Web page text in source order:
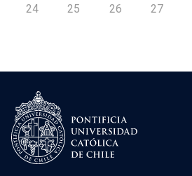
24 25 26 27